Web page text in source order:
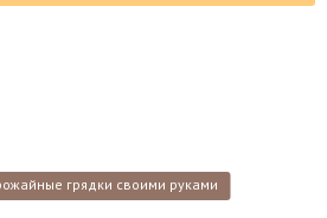
грядки своими руками